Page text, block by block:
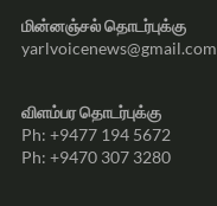
மின்னஞ்சல் தொடர்புக்கு
yarlvoicenews@gmail.com
விளம்பர தொடர்புக்கு
Ph: +9477 194 5672
Ph: +9470 307 3280